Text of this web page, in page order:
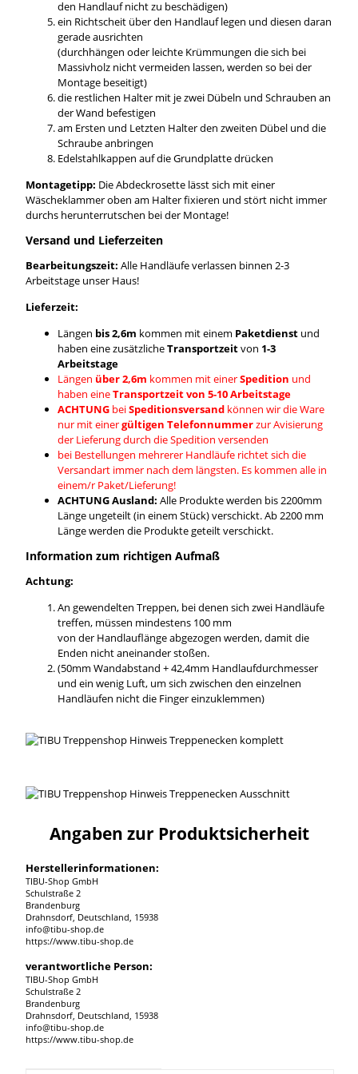
den Handlauf nicht zu beschädigen)
ein Richtscheit über den Handlauf legen und diesen daran
gerade ausrichten
(durchhängen oder leichte Krümmungen die sich bei
Massivholz nicht vermeiden lassen, werden so bei der
Montage beseitigt)
die restlichen Halter mit je zwei Dübeln und Schrauben an
der Wand befestigen
am Ersten und Letzten Halter den zweiten Dübel und die
Schraube anbringen
Edelstahlkappen auf die Grundplatte drücken
Montagetipp: Die Abdeckrosette lässt sich mit einer
Wäscheklammer oben am Halter fixieren und stört nicht immer
durchs herunterrutschen bei der Montage!
Versand und Lieferzeiten
Bearbeitungszeit: Alle Handläufe verlassen binnen 2-3
Arbeitstage unser Haus!
Lieferzeit:
Längen bis 2,6m kommen mit einem Paketdienstund
haben eine zusätzlicheTransportzeitvon 1-3
Arbeitstage
Längen über 2,6m kommen mit einerSpedition und
haben eineTransportzeit von 5-10 Arbeitstage
ACHTUNGbeiSpeditionsversandkönnen wir die Ware
nur mit einergültigen Telefonnummerzur Avisierung
der Lieferung durch die Spedition versenden
bei Bestellungen mehrerer Handläufe richtet sich die
Versandart immer nach dem längsten. Es kommen alle in
einem/r Paket/Lieferung!
ACHTUNG Ausland: Alle Produkte werden bis 2200mm
Länge ungeteilt (in einem Stück) verschickt. Ab 2200 mm
Länge werden die Produkte geteilt verschickt.
Information zum richtigen Aufmaß
Achtung:
An gewendelten Treppen, bei denen sich zwei Handläufe
treffen, müssen mindestens 100 mm
von der Handlauflänge abgezogen werden, damit die
Enden nicht aneinander stoßen.
(50mm Wandabstand + 42,4mm Handlaufdurchmesser
und ein wenig Luft, um sich zwischen den einzelnen
Handläufen nicht die Finger einzuklemmen)
Angaben zur Produktsicherheit
Herstellerinformationen:
TIBU-Shop GmbH
Schulstraße 2
Brandenburg
Drahnsdorf, Deutschland, 15938
info@tibu-shop.de
https://www.tibu-shop.de
verantwortliche Person:
TIBU-Shop GmbH
Schulstraße 2
Brandenburg
Drahnsdorf, Deutschland, 15938
info@tibu-shop.de
https://www.tibu-shop.de